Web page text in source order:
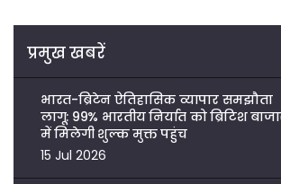
प्रमुख खबरें
भारत-ब्रिटेन ऐतिहासिक व्यापार समझौता
लागू: 99% भारतीय निर्यात को ब्रिटिश
में मिलेगी शुल्क मुक्त पहुंच
15 Jul 2026